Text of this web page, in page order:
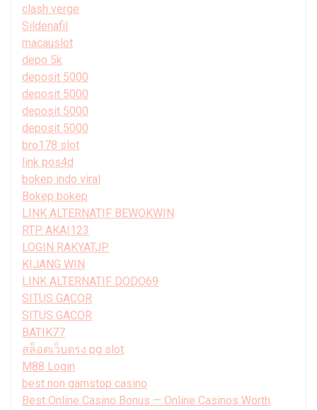
clash verge
Sildenafil
macauslot
depo 5k
deposit 5000
deposit 5000
deposit 5000
deposit 5000
bro178 slot
link pos4d
bokep indo viral
Bokep bokep
LINK ALTERNATIF BEWOKWIN
RTP AKAI123
LOGIN RAKYATJP
KIJANG WIN
LINK ALTERNATIF DODO69
SITUS GACOR
SITUS GACOR
BATIK77
สล็อตเว็บตรง pg slot
M88 Login
best non gamstop casino
Best Online Casino Bonus — Online Casinos Worth